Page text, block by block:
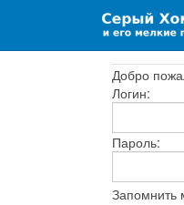
Добро
Логин:
Пароль:
Запомнить